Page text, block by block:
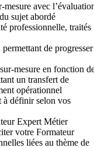
avec
sujet abordé
professionnelle, traités
de progresser
mesure en fonction
un transfert de
opérationnel
à définir selon vos
Expert Métier
votre Formateur
liées au thème de